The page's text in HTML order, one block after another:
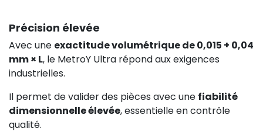
Précision élevée
Avec une exactitude volumétrique de 0,015 + 0,04
mm × L, le MetroY Ultra répond aux exigences
industrielles.
Il permet de valider des pièces avec une fiabilité
dimensionnelle élevée, essentielle en contrôle
qualité.